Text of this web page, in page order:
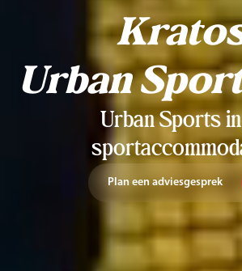
Urban
Urban Sports
Plan een adviesgesprek